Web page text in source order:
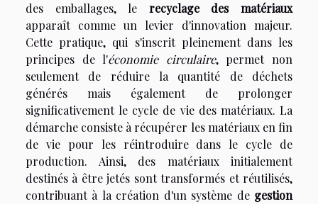
des emballages, le recyclage des matériaux
apparaît comme un levier d'innovation majeur.
Cette pratique, qui s'inscrit pleinement dans les
principes de l'économie circulaire, permet non
seulement de réduire la quantité de déchets
générés mais également de prolonger
significativement le cycle de vie des matériaux. La
démarche consiste à récupérer les matériaux en fin
de vie pour les réintroduire dans le cycle de
production. Ainsi, des matériaux initialement
destinés à être jetés sont transformés et réutilisés,
contribuant à la création d'un système de gestion